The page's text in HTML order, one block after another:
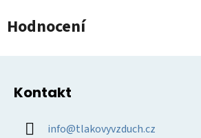
Hodnocení
Kontakt
info@tlakovyvzduch.cz